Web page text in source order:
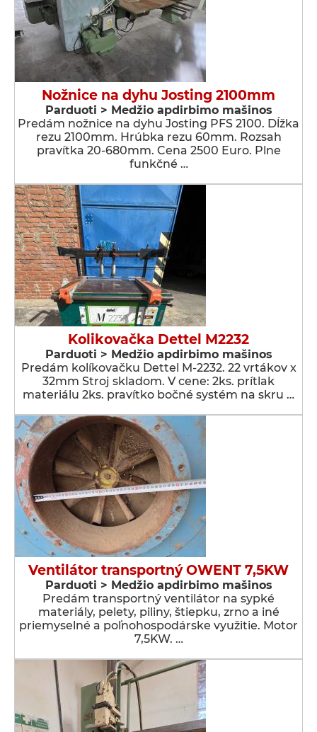
Nožnice na dyhu Josting 2100mm
Parduoti > Medžio apdirbimo mašinos
Predám nožnice na dyhu Josting PFS 2100. Dĺžka
rezu 2100mm. Hrúbka rezu 60mm. Rozsah
pravítka 20-680mm. Cena 2500 Euro. Plne
funkčné …
Kolikovačka Dettel M2232
Parduoti > Medžio apdirbimo mašinos
Predám kolíkovačku Dettel M-2232. 22 vrtákov x
32mm Stroj skladom. V cene: 2ks. prítlak
materiálu 2ks. pravítko bočné systém na skru …
Ventilátor transportný OWENT 7,5KW
Parduoti > Medžio apdirbimo mašinos
Predám transportný ventilátor na sypké
materiály, pelety, piliny, štiepku, zrno a iné
priemyselné a poľnohospodárske využitie. Motor
7,5KW. …